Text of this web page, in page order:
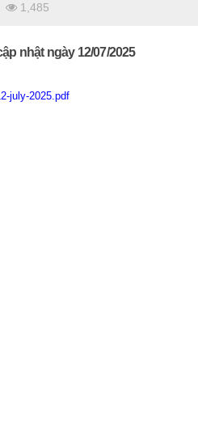
1,485
nhật ngày 12/07/2025
july-2025.pdf